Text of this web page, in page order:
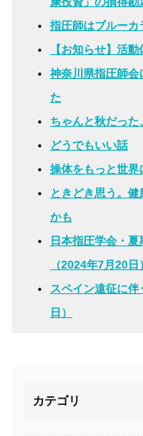
指圧師はブルーカ
【お知らせ】活
神奈川県指圧師会
た
ちゃんと秋だった
どうでもいい話
操体をもっと世界
ときどき思う。
かも
日本指圧学会・
（2024年7月20日）
スペイン遠征に
日）
カテゴリ